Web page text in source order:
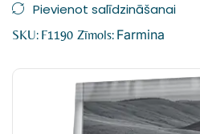
Pievienot salīdzināšanai
SKU: F1190 Zīmols: Farmina